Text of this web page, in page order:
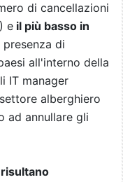
di cancellazioni
e il più basso in
di
all'interno della
IT manager
alberghiero
ad annullare gli